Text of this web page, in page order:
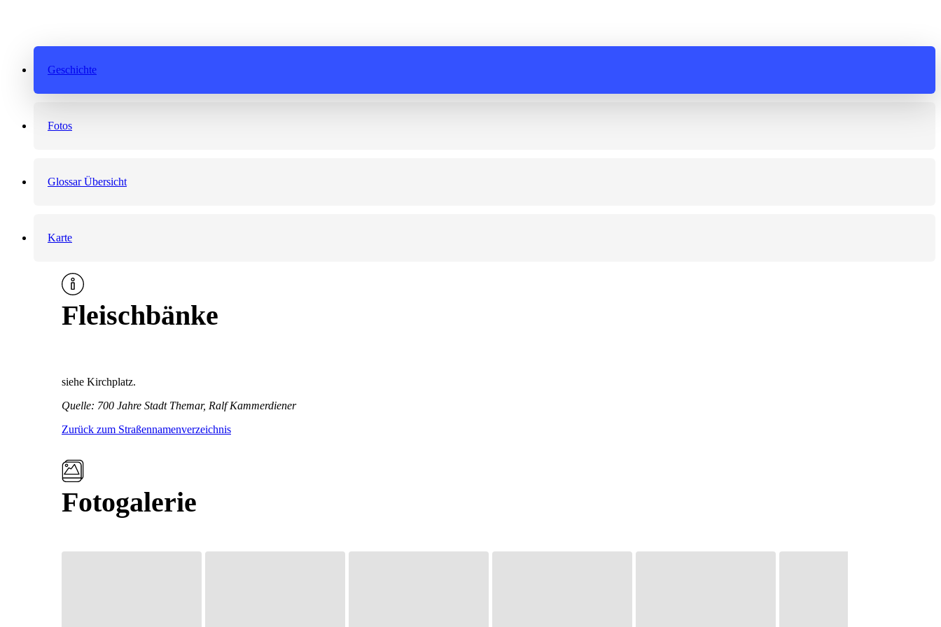
Geschichte
Fotos
Glossar Übersicht
Karte
Fleischbänke
siehe Kirchplatz.
Quelle: 700 Jahre Stadt Themar, Ralf Kammerdiener
Zurück zum Straßennamenverzeichnis
Fotogalerie